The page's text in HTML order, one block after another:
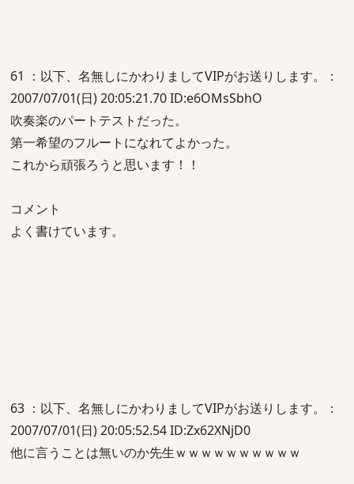
61 ：以下、名無しにかわりましてVIPがお送りします。：
2007/07/01(日) 20:05:21.70 ID:e6OMsSbhO
吹奏楽のパートテストだった。
第一希望のフルートになれてよかった。
これから頑張ろうと思います！！
コメント
よく書けています。
63 ：以下、名無しにかわりましてVIPがお送りします。：
2007/07/01(日) 20:05:52.54 ID:Zx62XNjD0
他に言うことは無いのか先生ｗｗｗｗｗｗｗｗｗｗ